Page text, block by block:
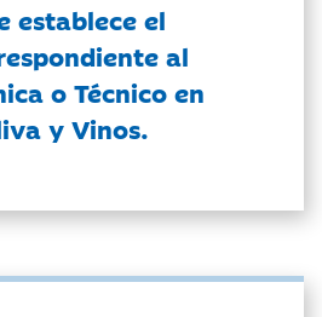
establece el
al
o Técnico en
y Vinos.